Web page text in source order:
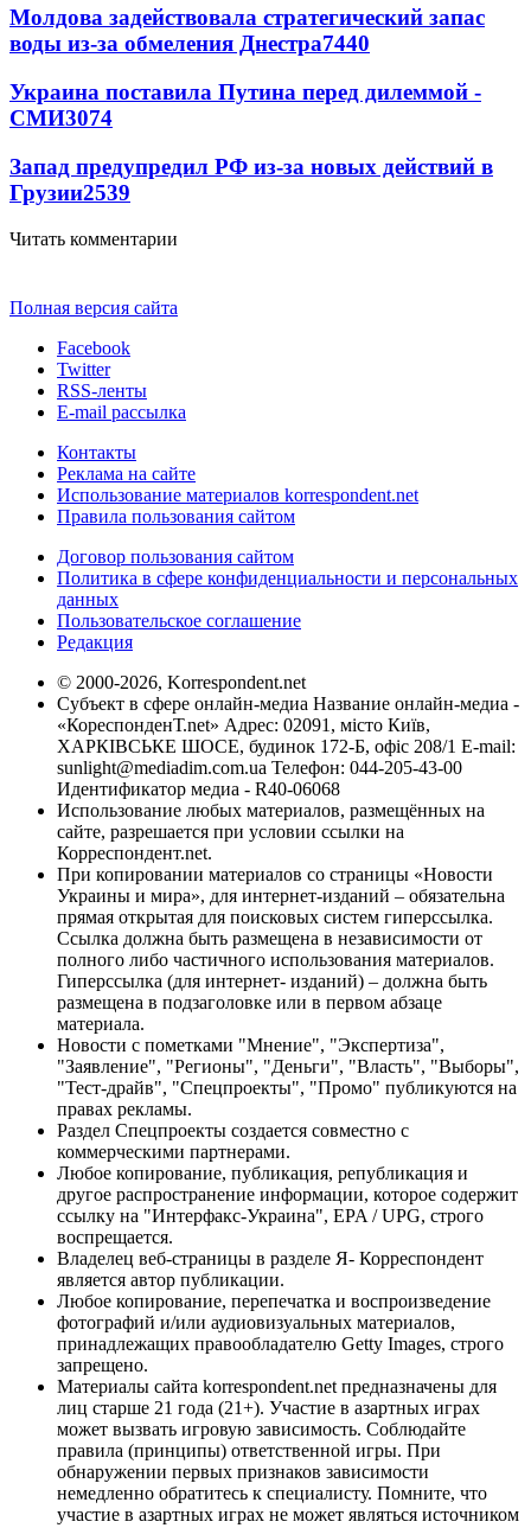
Молдова задействовала стратегический запас
воды из-за обмеления Днестра7440
Украина поставила Путина перед дилеммой -
СМИ3074
Запад предупредил РФ из-за новых действий в
Грузии2539
Читать комментарии
Полная версия сайта
Facebook
Twitter
RSS-ленты
E-mail рассылка
Контакты
Реклама на сайте
Использование материалов korrespondent.net
Правила пользования сайтом
Договор пользования сайтом
Политика в сфере конфиденциальности и персональных
данных
Пользовательское соглашение
Редакция
© 2000-2026, Korrespondent.net
Субъект в сфере онлайн-медиа Название онлайн-медиа -
«КореспонденТ.net» Адрес: 02091, місто Київ,
ХАРКІВСЬКЕ ШОСЕ, будинок 172-Б, офіс 208/1 E-mail:
sunlight@mediadim.com.ua Телефон: 044-205-43-00
Идентификатор медиа - R40-06068
Использование любых материалов, размещённых на
сайте, разрешается при условии ссылки на
Корреспондент.net.
При копировании материалов со страницы «Новости
Украины и мира», для интернет-изданий – обязательна
прямая открытая для поисковых систем гиперссылка.
Ссылка должна быть размещена в независимости от
полного либо частичного использования материалов.
Гиперссылка (для интернет- изданий) – должна быть
размещена в подзаголовке или в первом абзаце
материала.
Новости с пометками "Мнение", "Экспертиза",
"Заявление", "Регионы", "Деньги", "Власть", "Выборы",
"Тест-драйв", "Спецпроекты", "Промо" публикуются на
правах рекламы.
Раздел Спецпроекты создается совместно с
коммерческими партнерами.
Любое копирование, публикация, републикация и
другое распространение информации, которое содержит
ссылку на "Интерфакс-Украина", EPA / UPG, строго
воспрещается.
Владелец веб-страницы в разделе Я- Корреспондент
является автор публикации.
Любое копирование, перепечатка и воспроизведение
фотографий и/или аудиовизуальных материалов,
принадлежащих правообладателю Getty Images, строго
запрещено.
Материалы сайта korrespondent.net предназначены для
лиц старше 21 года (21+). Участие в азартных играх
может вызвать игровую зависимость. Соблюдайте
правила (принципы) ответственной игры. При
обнаружении первых признаков зависимости
немедленно обратитесь к специалисту. Помните, что
участие в азартных играх не может являться источником